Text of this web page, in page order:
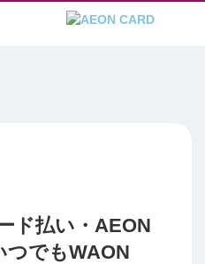
ド払い・AEON
つでもWAON